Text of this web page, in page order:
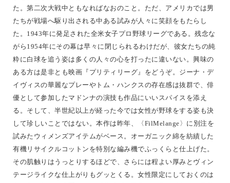
た。第二次大戦中ともなればなおのこと。ただ、アメリカでは男
たちが戦場へ駆り出される中ある試みが人々に笑顔をもたらし
た。1943年に発足された全米女子プロ野球リーグである。残念な
がら1954年にその幕は早々に閉じられるわけだが、彼女たちの純
粋に白球を追う姿は多くの人々の心を打ったに違いない。興味の
ある方は是非とも映画『プリティリーグ』をどうぞ。ジーナ・デ
イヴィスの華麗なプレーやトム・ハンクスの存在感は抜群で、俳
優として参加したマドンナの演技も作品にいいスパイスを添え
る。そして、半世紀以上が経った今では女性が野球をする姿も決
して珍しいことではない。本作は昨年、〈FilMelange〉に別注を
試みたウィメンズアイテムがベース。オーガニック綿を紡績した
有機リサイクルコットンを特別な編み機でふっくらと仕上げた。
その肌触りはうっとりするほどで、さらには程よい厚みとヴィン
テージライクな仕上がりもグッとくる。女性限定にしておくのは